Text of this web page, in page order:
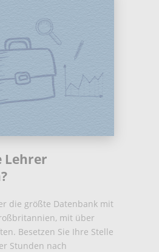
Lehrer
die größte Datenbank mit
mit über
Besetzen Sie Ihre Stelle
Stunden nach